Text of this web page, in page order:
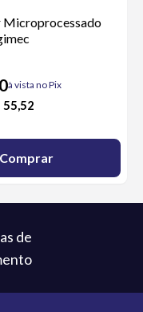
à vista no Pix
55,52
Comprar
de